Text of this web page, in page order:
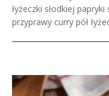
łyżeczki słodkiej
przyprawy curry pół